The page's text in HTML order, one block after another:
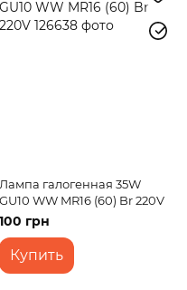
Лампа галогенная 35W
GU10 WW MR16 (60) Br 220V
100 грн
Купить